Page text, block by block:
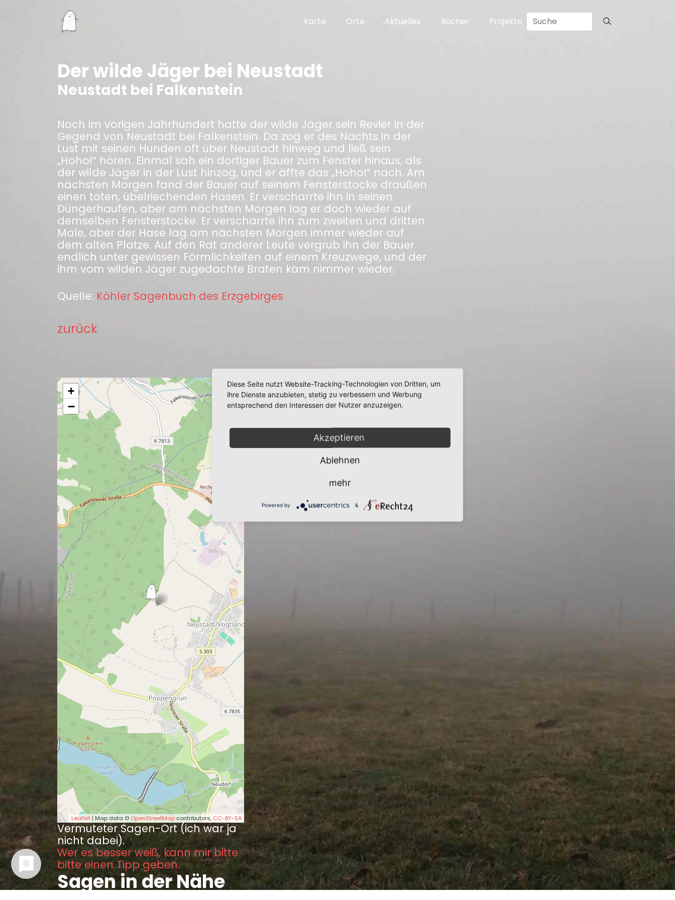
Karte Orte Aktuelles Bücher Projekte
Der wilde Jäger bei Neustadt
Neustadt bei Falkenstein
Noch im vorigen Jahrhundert hatte der wilde Jäger sein Revier in der
Gegend von Neustadt bei Falkenstein. Da zog er des Nachts in der
Lust mit seinen Hunden oft über Neustadt hinweg und ließ sein
„Hoho!“ hören. Einmal sah ein dortiger Bauer zum Fenster hinaus, als
der wilde Jäger in der Lust hinzog, und er äffte das „Hoho!“ nach. Am
nächsten Morgen fand der Bauer auf seinem Fensterstocke draußen
einen toten, übelriechenden Hasen. Er verscharrte ihn in seinen
Düngerhaufen, aber am nächsten Morgen lag er doch wieder auf
demselben Fensterstocke. Er verscharrte ihn zum zweiten und dritten
Male, aber der Hase lag am nächsten Morgen immer wieder auf
dem alten Platze. Auf den Rat anderer Leute vergrub ihn der Bauer
endlich unter gewissen Förmlichkeiten auf einem Kreuzwege, und der
ihm vom wilden Jäger zugedachte Braten kam nimmer wieder.
Quelle: Köhler Sagenbuch des Erzgebirges
zurück
+
−
Leaflet| Map data © OpenStreetMap contributors, CC-BY-SA
Vermuteter Sagen-Ort (ich war ja
nicht dabei).
Wer es besser weiß, kann mir bitte
bitte einen Tipp geben.
Sagen in der Nähe
Diese Seite nutzt Website-Tracking-Technologien von Dritten, um
ihre Dienste anzubieten, stetig zu verbessern und Werbung
entsprechend den Interessen der Nutzer anzuzeigen.
Akzeptieren
Ablehnen
mehr
Powered by &